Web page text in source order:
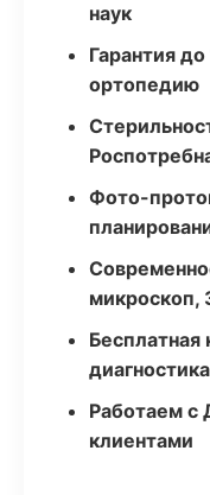
наук
Гарантия
ортопедию
Фото-
микроскоп,
Бесплатная
Работаем
клиентами